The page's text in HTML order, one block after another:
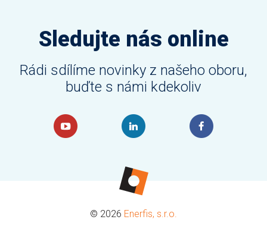
Sledujte nás online
Rádi sdílíme novinky z našeho oboru,
buďte s námi kdekoliv
© 2026 Enerfis, s.r.o.